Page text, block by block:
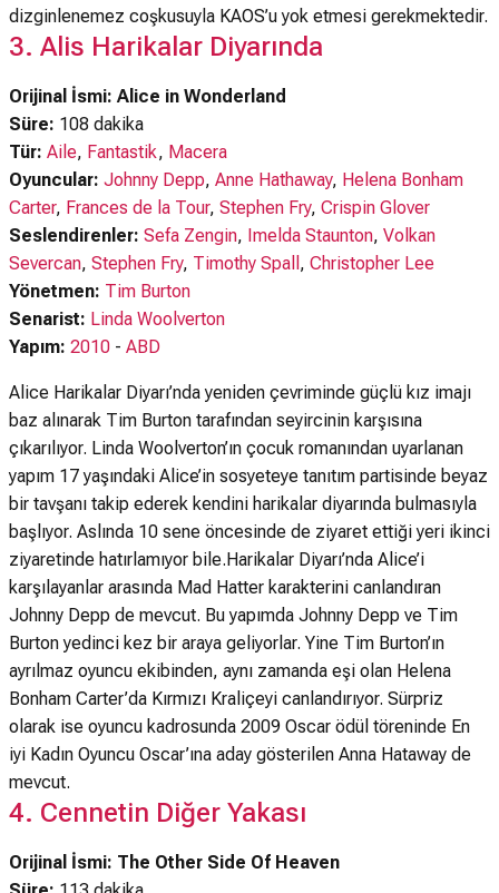
dizginlenemez coşkusuyla KAOS’u yok etmesi gerekmektedir.
3. Alis Harikalar Diyarında
Orijinal İsmi: Alice in Wonderland
Süre: 108 dakika
Tür: Aile, Fantastik, Macera
Oyuncular: Johnny Depp, Anne Hathaway, Helena Bonham
Carter, Frances de la Tour, Stephen Fry, Crispin Glover
Seslendirenler: Sefa Zengin, Imelda Staunton, Volkan
Severcan, Stephen Fry, Timothy Spall , Christopher Lee
Yönetmen: Tim Burton
Senarist: Linda Woolverton
Yapım: 2010 - ABD
Alice Harikalar Diyarı’nda yeniden çevriminde güçlü kız imajı
baz alınarak Tim Burton tarafından seyircinin karşısına
çıkarılıyor. Linda Woolverton’ın çocuk romanından uyarlanan
yapım 17 yaşındaki Alice’in sosyeteye tanıtım partisinde beyaz
bir tavşanı takip ederek kendini harikalar diyarında bulmasıyla
başlıyor. Aslında 10 sene öncesinde de ziyaret ettiği yeri ikinci
ziyaretinde hatırlamıyor bile.Harikalar Diyarı’nda Alice’i
karşılayanlar arasında Mad Hatter karakterini canlandıran
Johnny Depp de mevcut. Bu yapımda Johnny Depp ve Tim
Burton yedinci kez bir araya geliyorlar. Yine Tim Burton’ın
ayrılmaz oyuncu ekibinden, aynı zamanda eşi olan Helena
Bonham Carter’da Kırmızı Kraliçeyi canlandırıyor. Sürpriz
olarak ise oyuncu kadrosunda 2009 Oscar ödül töreninde En
iyi Kadın Oyuncu Oscar’ına aday gösterilen Anna Hataway de
mevcut.
4. Cennetin Diğer Yakası
Orijinal İsmi: The Other Side Of Heaven